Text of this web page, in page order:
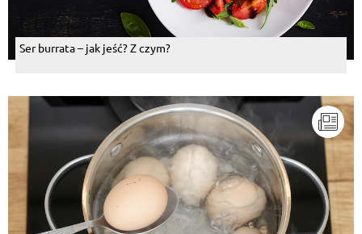
Ser burrata – jak jeść? Z czym?